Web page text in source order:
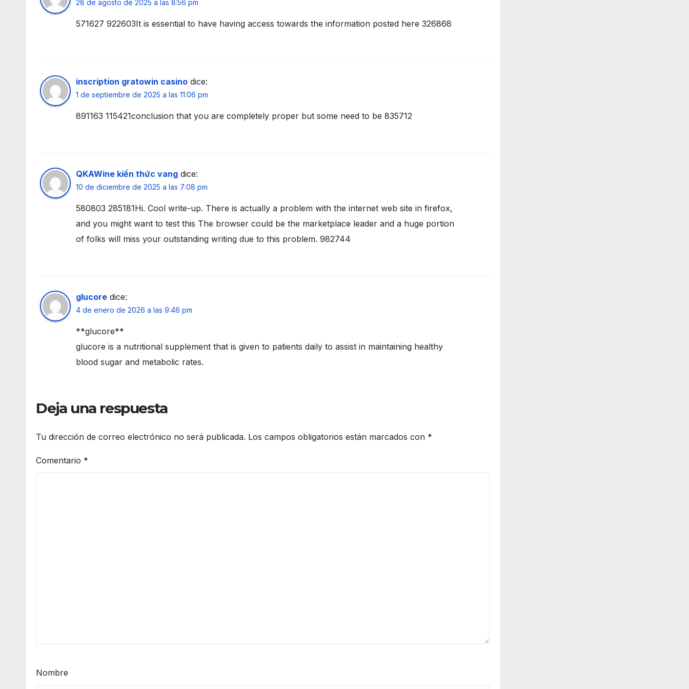
28 de agosto de 2025 a las 8:56 pm
571627 922603It is essential to have having access towards the information posted here 326868
inscription gratowin casino dice:
1 de septiembre de 2025 a las 11:06 pm
891163 115421conclusion that you are completely proper but some need to be 835712
QKAWine kiến thức vang dice:
10 de diciembre de 2025 a las 7:08 pm
580803 285181Hi. Cool write-up. There is actually a problem with the internet web site in firefox,
and you might want to test this The browser could be the marketplace leader and a huge portion
of folks will miss your outstanding writing due to this problem. 982744
glucore dice:
4 de enero de 2026 a las 9:46 pm
**glucore**
glucore is a nutritional supplement that is given to patients daily to assist in maintaining healthy
blood sugar and metabolic rates.
Deja una respuesta
Tu dirección de correo electrónico no será publicada. Los campos obligatorios están marcados con *
Comentario *
Nombre